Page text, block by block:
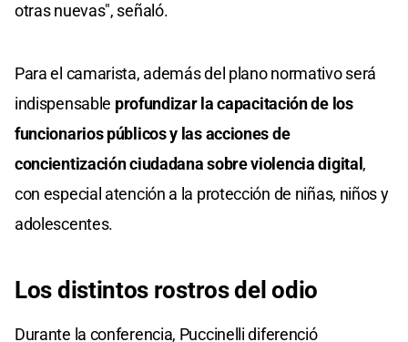
otras nuevas", señaló.
Para el camarista, además del plano normativo será
indispensable profundizar la capacitación de los
funcionarios públicos y las acciones de
concientización ciudadana sobre violencia digital ,
con especial atención a la protección de niñas, niños y
adolescentes.
Los distintos rostros del odio
Durante la conferencia, Puccinelli diferenció